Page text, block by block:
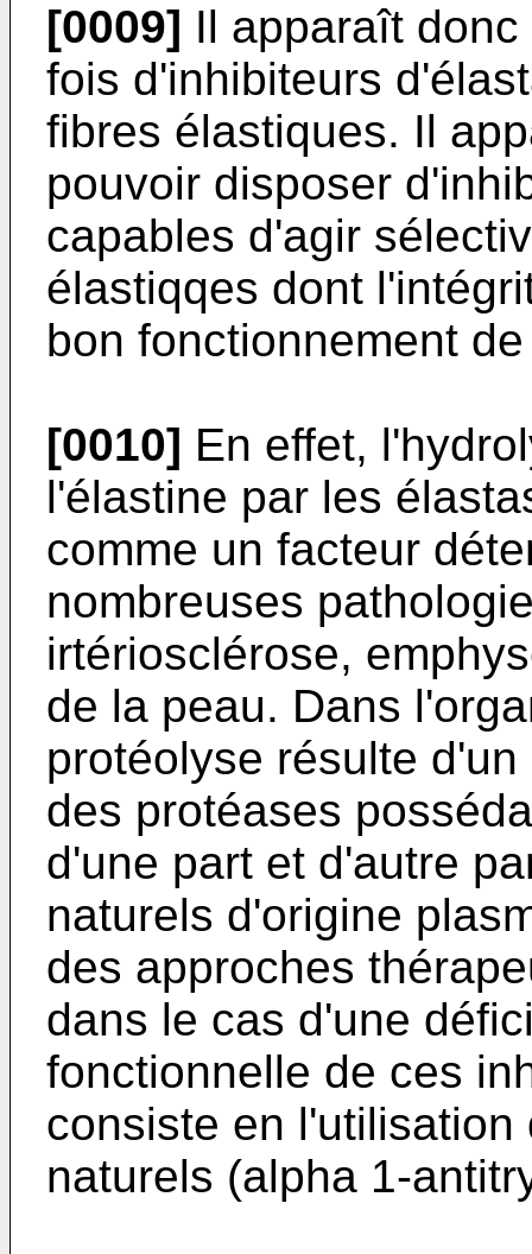
[0009] Il apparaît
fois d'inhibiteurs
fibres élastiques. Il
pouvoir disposer
capables d'agir
élastiqqes dont
bon fonctionnement
[0010] En effet,
l'élastine par les
comme un facteur
nombreuses
irtériosclérose,
de la peau. Dans
protéolyse résulte
des protéases
d'une part et d'autre
naturels d'origine
des approches
dans le cas d'une
fonctionnelle de ces
consiste en
naturels (alpha 1-